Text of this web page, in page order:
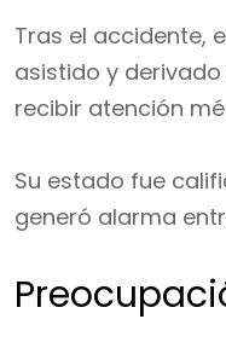
Tras el accidente,
asistido y
recibir atención
Su estado fue
generó alarma